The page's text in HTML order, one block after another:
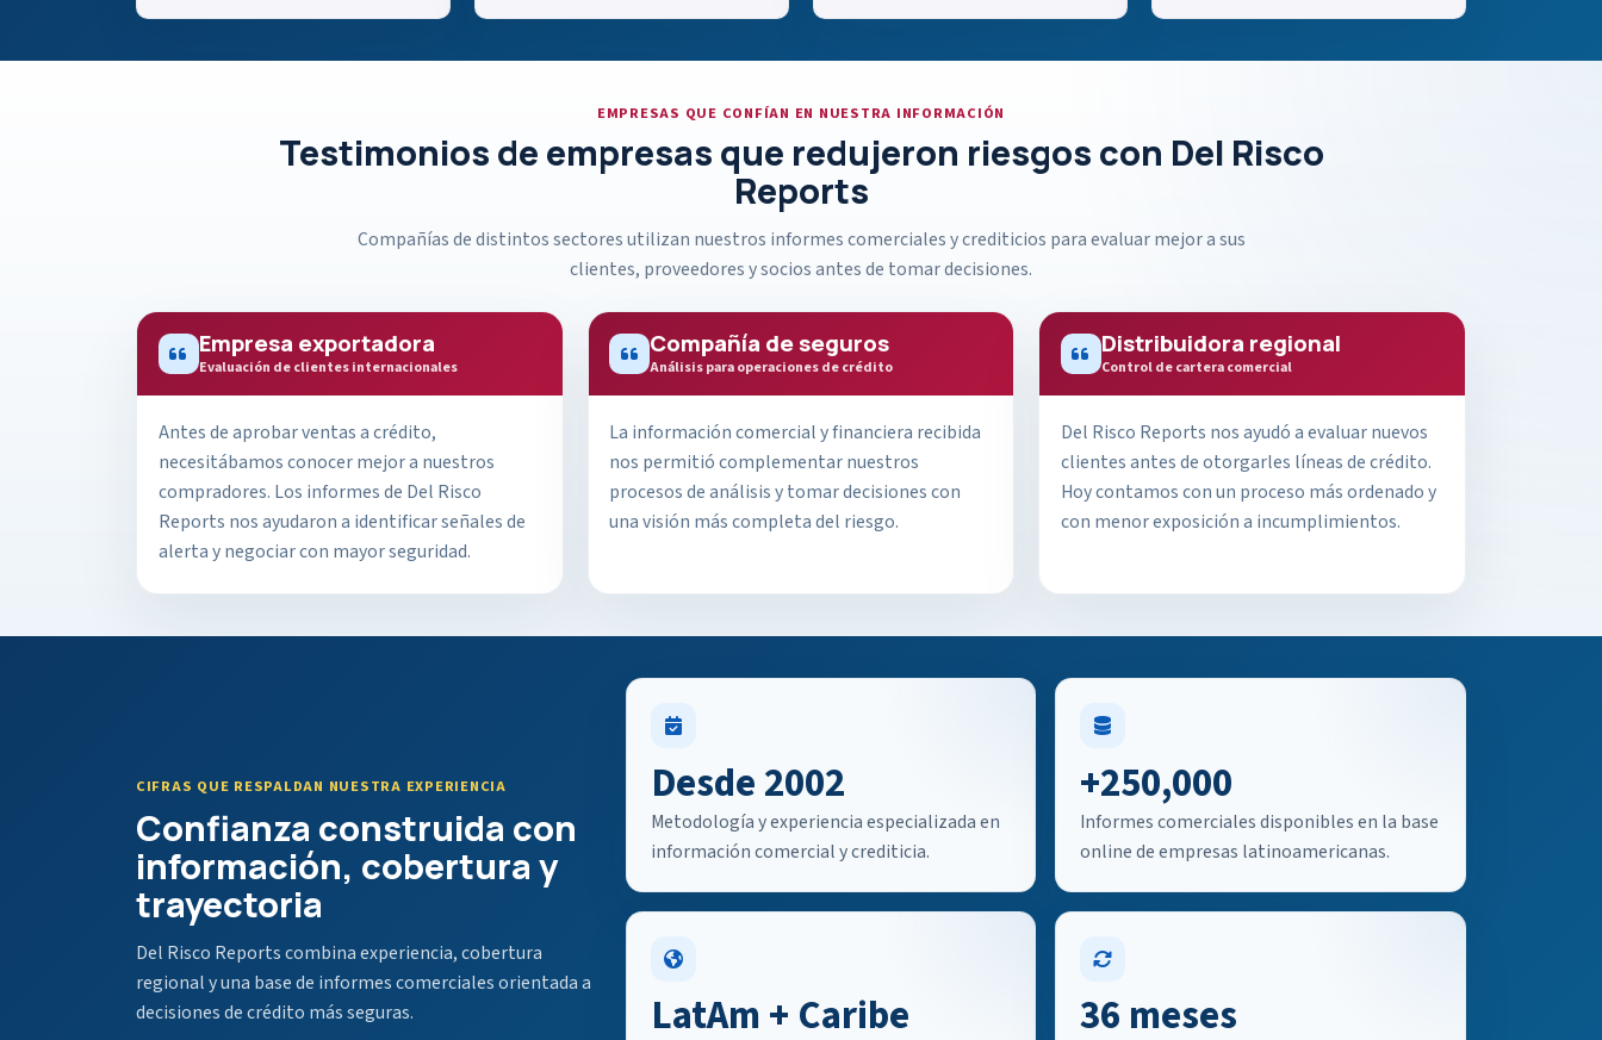
EMPRESAS QUE CONFÍAN EN NUESTRA INFORMACIÓN
Testimonios de empresas que redujeron riesgos con Del Risco
Reports
Compañías de distintos sectores utilizan nuestros informes comerciales y crediticios para evaluar mejor a sus
clientes, proveedores y socios antes de tomar decisiones.
Empresa exportadora
Evaluación de clientes internacionales
Antes de aprobar ventas a crédito,
necesitábamos conocer mejor a nuestros
compradores. Los informes de Del Risco
Reports nos ayudaron a identificar señales de
alerta y negociar con mayor seguridad.
Compañía de seguros
Análisis para operaciones de crédito
La información comercial y financiera recibida
nos permitió complementar nuestros
procesos de análisis y tomar decisiones con
una visión más completa del riesgo.
Distribuidora regional
Control de cartera comercial
Del Risco Reports nos ayudó a evaluar nuevos
clientes antes de otorgarles líneas de crédito.
Hoy contamos con un proceso más ordenado y
con menor exposición a incumplimientos.
CIFRAS QUE RESPALDAN NUESTRA EXPERIENCIA
Confianza construida con
información, cobertura y
trayectoria
Del Risco Reports combina experiencia, cobertura
regional y una base de informes comerciales orientada a
decisiones de crédito más seguras.
Desde 2002
Metodología y experiencia especializada en
información comercial y crediticia.
+250,000
Informes comerciales disponibles en la base
online de empresas latinoamericanas.
LatAm + Caribe 36 meses